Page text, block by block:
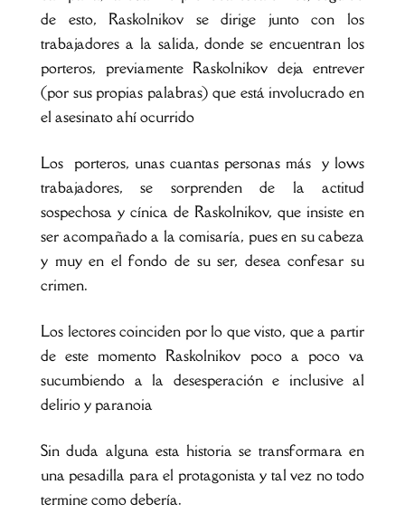
de esto, Raskolnikov se dirige junto con los
trabajadores a la salida, donde se encuentran los
porteros, previamente Raskolnikov deja entrever
(por sus propias palabras) que está involucrado en
el asesinato ahí ocurrido
Los porteros, unas cuantas personas más y lows
trabajadores, se sorprenden de la actitud
sospechosa y cínica de Raskolnikov, que insiste en
ser acompañado a la comisaría, pues en su cabeza
y muy en el fondo de su ser, desea confesar su
crimen.
Los lectores coinciden por lo que visto, que a partir
de este momento Raskolnikov poco a poco va
sucumbiendo a la desesperación e inclusive al
delirio y paranoia
Sin duda alguna esta historia se transformara en
una pesadilla para el protagonista y tal vez no todo
termine como debería.